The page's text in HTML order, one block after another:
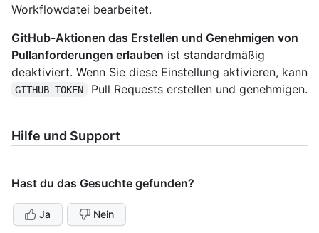
Workflowdatei bearbeitet.
GitHub-Aktionen das Erstellen und Genehmigen von
Pullanforderungen erlauben ist standardmäßig
deaktiviert. Wenn Sie diese Einstellung aktivieren, kann
GITHUB_TOKEN Pull Requests erstellen und genehmigen.
Hilfe und Support
Hast du das Gesuchte gefunden?
Ja Nein